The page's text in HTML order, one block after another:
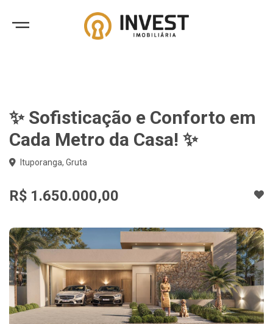
✨ Sofisticação e Conforto em
Cada Metro da Casa! ✨
Ituporanga, Gruta
R$ 1.650.000,00